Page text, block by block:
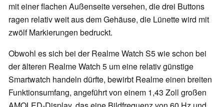
mit einer flachen Außenseite versehen, die drei Buttons
ragen relativ weit aus dem Gehäuse, die Lünette wird mit
zwölf Markierungen bedruckt.
Obwohl es sich bei der Realme Watch S5 wie schon bei
der älteren Realme Watch 5 um eine relativ günstige
Smartwatch handeln dürfte, bewirbt Realme einen breiten
Funktionsumfang, angeführt von einem 1,43 Zoll großen